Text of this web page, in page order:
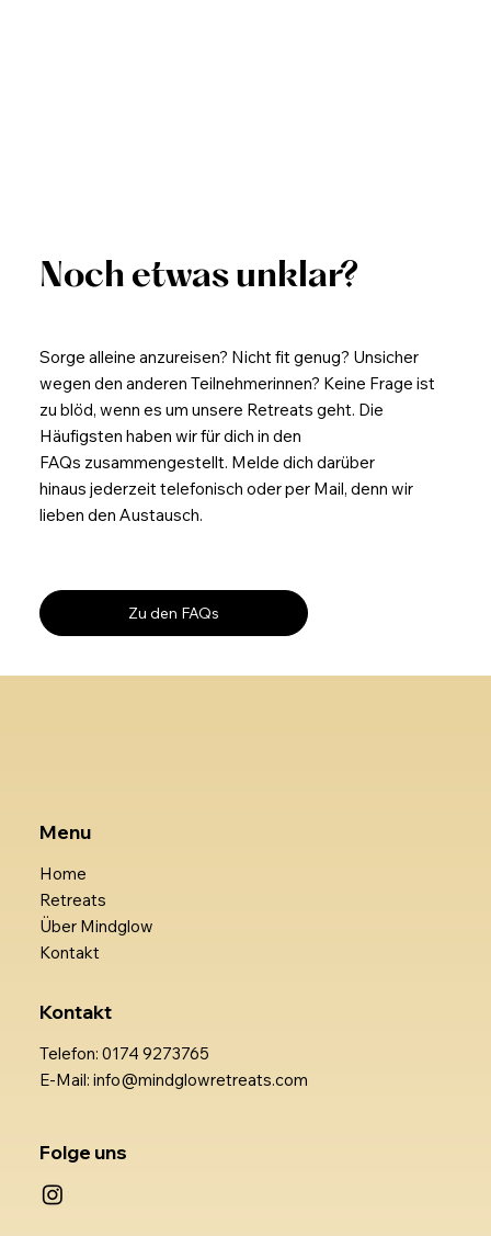
Noch etwas unklar?
Sorge alleine anzureisen? Nicht fit genug? Unsicher
wegen den anderen Teilnehmerinnen? Keine Frage ist
zu blöd, wenn es um unsere Retreats geht. Die
Häufigsten haben wir für dich in den
FAQs zusammengestellt. Melde dich darüber
hinaus jederzeit telefonisch oder per Mail, denn wir
lieben den Austausch.
Zu den FAQs
Menu
Home
Retreats
Über Mindglow
Kontakt
Kontakt
Telefon: 0174 9273765
E-Mail: info@mindglowretreats.com
Folge uns